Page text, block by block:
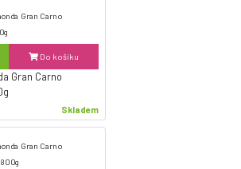
Do košíku
Gran Carno
Skladem